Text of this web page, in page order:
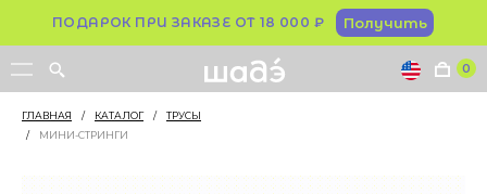
ПОДАРОК ПРИ ЗАКАЗЕ ОТ 18 000 ₽ Получить
0
ГЛАВНАЯ КАТАЛОГ
/ /
ТРУСЫ
МИНИ-СТРИНГИ
/